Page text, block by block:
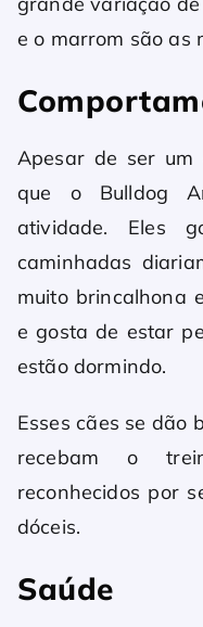
e o marrom são as
Apesar de ser um
que o Bulldog
atividade. Eles
caminhadas
muito brincalhona
e gosta de estar
estão dormindo.
Esses cães se dão
recebam o
reconhecidos por
dóceis.
Saúde